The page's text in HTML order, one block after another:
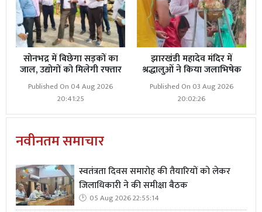
सोनभद्र में बिछेगा सड़कों का
जाल, उद्योगों को मिलेगी रफ्तार
Published On 04 Aug 2026
20:41:25
झारखंडी महादेव मंदिर में
श्रद्धालुओं ने किया जलाभिषेक
Published On 03 Aug 2026
20:02:26
नवीनतम समाचार
स्वतंत्रता दिवस समारोह की तैयारियों को लेकर
जिलाधिकारी ने की समीक्षा बैठक
05 Aug 2026 22:55:14